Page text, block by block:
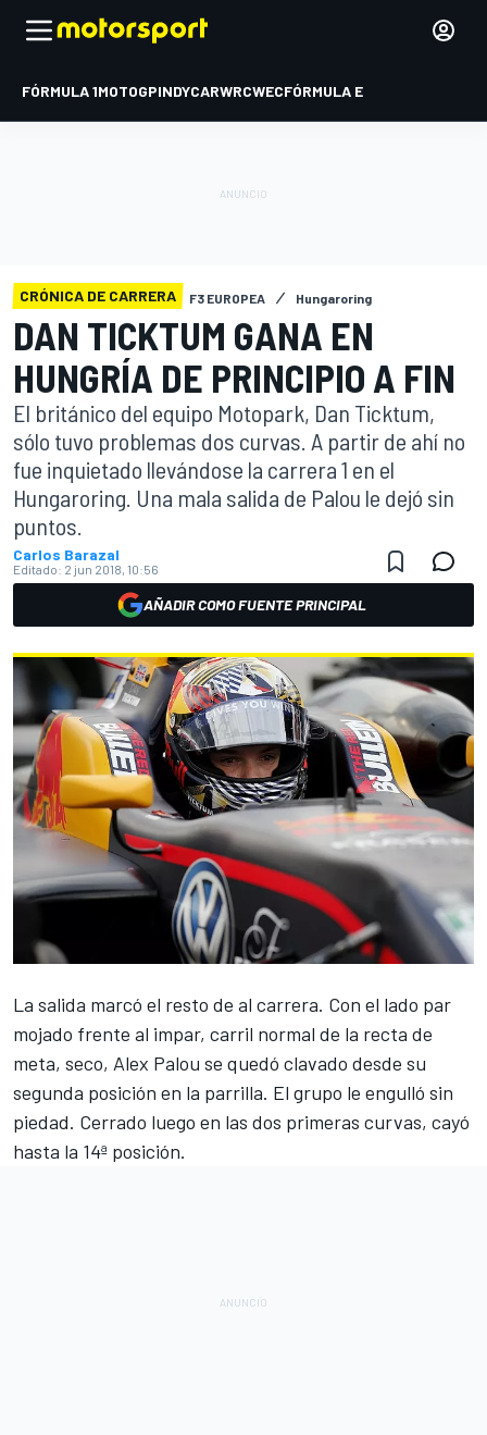
FÓRMULA 1MOTOGPINDYCARWRCWECFÓRMULA E
CRÓNICA DE CARRERA F3 EUROPEA Hungaroring
DAN TICKTUM GANA EN
HUNGRÍA DE PRINCIPIO A FIN
El británico del equipo Motopark, Dan Ticktum,
sólo tuvo problemas dos curvas. A partir de ahí no
fue inquietado llevándose la carrera 1 en el
Hungaroring. Una mala salida de Palou le dejó sin
puntos.
Carlos Barazal
Editado: 2 jun 2018, 10:56
AÑADIR COMO FUENTE PRINCIPAL
La salida marcó el resto de al carrera. Con el lado par
mojado frente al impar, carril normal de la recta de
meta, seco, Alex Palou se quedó clavado desde su
segunda posición en la parrilla. El grupo le engulló sin
piedad. Cerrado luego en las dos primeras curvas, cayó
hasta la 14ª posición.